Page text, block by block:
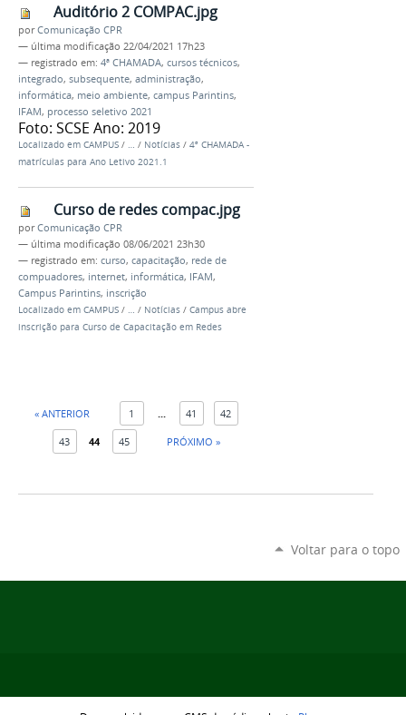
Auditório 2 COMPAC.jpg
porComunicação CPR
— última modificação 22/04/2021 17h23
— registrado em: 4ª CHAMADA, cursos técnicos,
integrado, subsequente, administração,
informática, meio ambiente, campus Parintins,
IFAM, processo seletivo 2021
Foto: SCSE Ano: 2019
Localizado em CAMPUS / / Notícias / 4ª CHAMADA -
matrículas para Ano Letivo 2021.1
Curso de redes compac.jpg
porComunicação CPR
— última modificação 08/06/2021 23h30
— registrado em: curso, capacitação, rede de
compuadores, internet, informática, IFAM,
Campus Parintins, inscrição
Localizado em CAMPUS / … / Notícias / Campus abre
inscrição para Curso de Capacitação em Redes
« ANTERIOR 1 ... 41 42
43 44 45 PRÓXIMO »
Voltar para o topo